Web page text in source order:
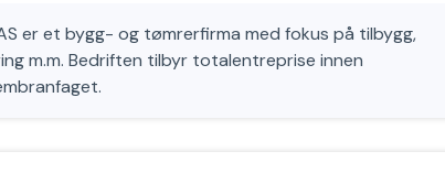
er et bygg- og tømrerfirma med fokus på tilbygg,
m.m. Bedriften tilbyr totalentreprise innen